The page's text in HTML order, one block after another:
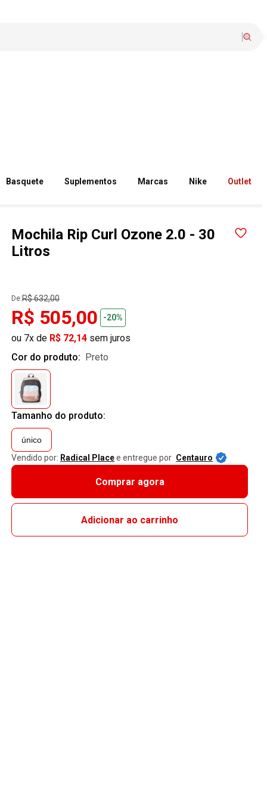
Basquete Suplementos Marcas Nike Outlet
Mochila Rip Curl Ozone 2.0 - 30
Litros
De:R$ 632,00
R$ 505,00 -20%
ou 7x de R$ 72,14 sem juros
Cor do produto:
preto
Tamanho do produto:
único
Vendido por: Radical Placee entregue por Centauro
Comprar agora
Adicionar ao carrinho